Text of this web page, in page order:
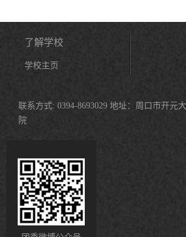
了解学校
学校主页
联系方式: 0394-8693029 地址：周口市开元
院